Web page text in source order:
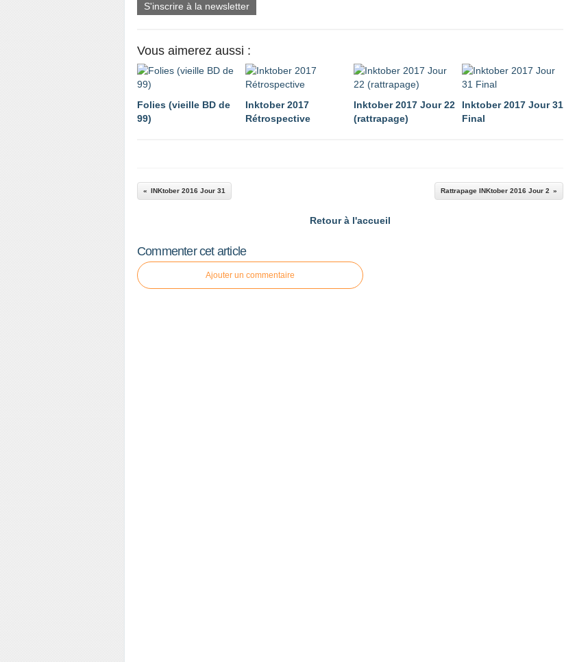
S'inscrire à la newsletter
Vous aimerez aussi :
Folies (vieille BD de
99)
Inktober 2017
Rétrospective
Inktober 2017 Jour 22
(rattrapage)
Inktober 2017 Jour 31
Final
INKtober 2016 Jour 31 Rattrapage INKtober 2016 Jour 2
Retour à l'accueil
Commenter cet article
Ajouter un commentaire